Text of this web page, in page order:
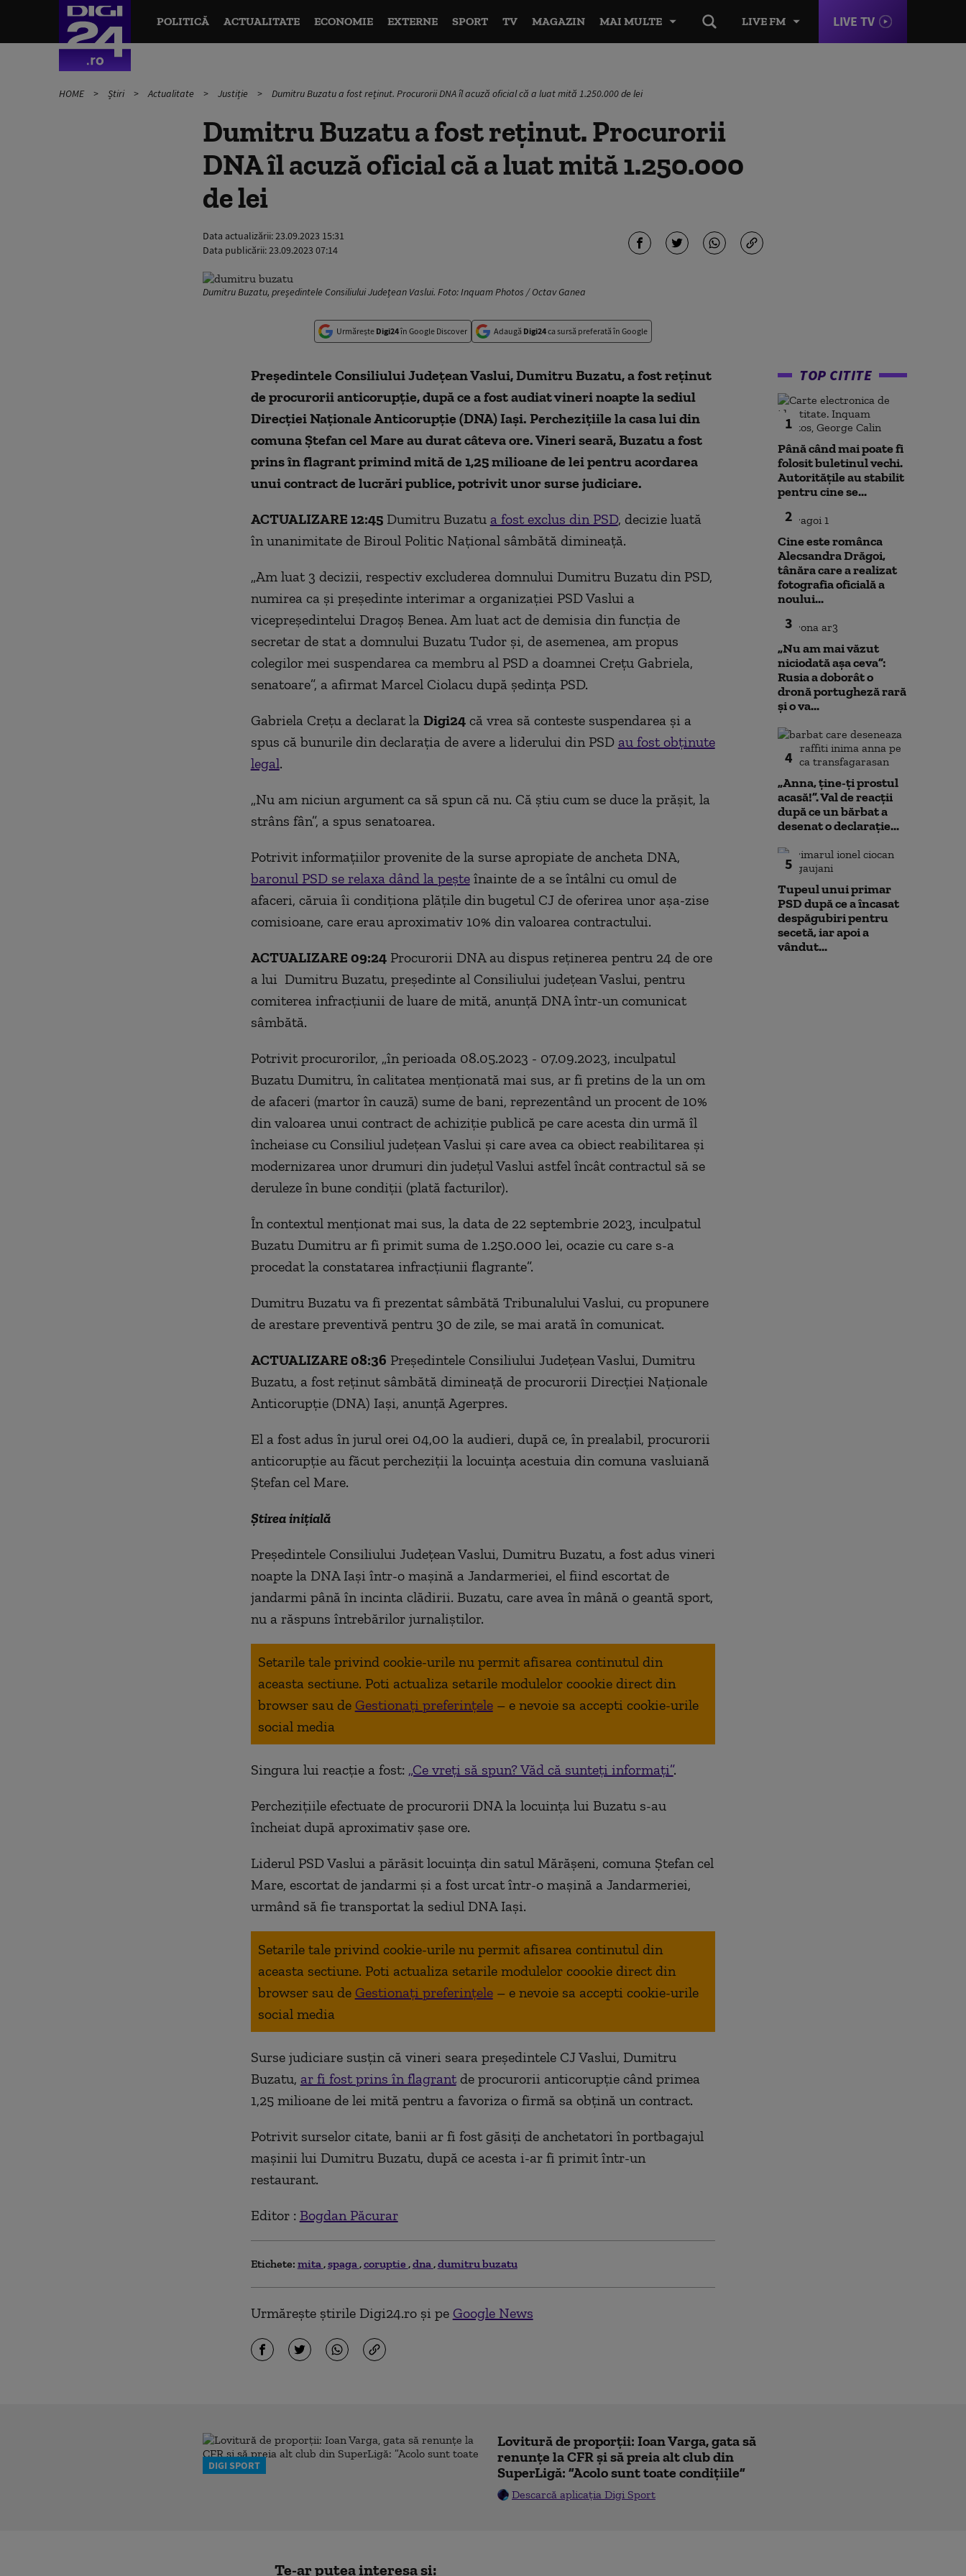
LIVE FM LIVE TV
POLITICĂ ACTUALITATE ECONOMIE EXTERNE SPORT TV MAGAZIN MAI MULTE
HOME Știri Actualitate Justiție Dumitru Buzatu a fost reținut. Procurorii DNA îl acuză oficial că a luat mită 1.250.000 de lei
Dumitru Buzatu a fost reținut. Procurorii
DNA îl acuză oficial că a luat mită 1.250.000
de lei
Data actualizării:23.09.2023 15:31
Data publicării:23.09.2023 07:14
Dumitru Buzatu, președintele Consiliului Județean Vaslui. Foto: Inquam Photos / Octav Ganea
Urmărește Digi24în Google Discover Adaugă Digi24ca sursă preferată în Google
Preşedintele Consiliului Judeţean Vaslui, Dumitru Buzatu, a fost reținut
de procurorii anticorupție, după ce a fost audiat vineri noapte la sediul
Direcţiei Naţionale Anticorupţie (DNA) Iaşi. Perchezițiile la casa lui din
comuna Ştefan cel Mare au durat câteva ore. Vineri seară, Buzatu a fost
prins în flagrant primind mită de 1,25 milioane de lei pentru acordarea
unui contract de lucrări publice, potrivit unor surse judiciare.
ACTUALIZARE 12:45Dumitru Buzatu a fost exclus din PSD, decizie luată
în unanimitate de Biroul Politic Național sâmbătă dimineață.
„Am luat 3 decizii, respectiv excluderea domnului Dumitru Buzatu din PSD,
numirea ca și președinte interimar a organizației PSD Vaslui a
vicepreședintelui Dragoș Benea. Am luat act de demisia din funcția de
secretar de stat a domnului Buzatu Tudor și, de asemenea, am propus
colegilor mei suspendarea ca membru al PSD a doamnei Crețu Gabriela,
senatoare”, a afirmat Marcel Ciolacu după ședința PSD.
Gabriela Crețu a declarat la Digi24că vrea să conteste suspendarea și a
spus că bunurile din declarația de avere a liderului din PSD au fost obținute
legal.
„Nu am niciun argument ca să spun că nu. Că știu cum se duce la prășit, la
strâns fân”, a spus senatoarea.
Potrivit informațiilor provenite de la surse apropiate de ancheta DNA,
baronul PSD se relaxa dând la peșteînainte de a se întâlni cu omul de
afaceri, căruia îi condiționa plățile din bugetul CJ de oferirea unor așa-zise
comisioane, care erau aproximativ 10% din valoarea contractului.
ACTUALIZARE 09:24Procurorii DNA au dispus reținerea pentru 24 de ore
a lui Dumitru Buzatu, președinte al Consiliului județean Vaslui, pentru
comiterea infracțiunii de luare de mită, anunță DNA într-un comunicat
sâmbătă.
Potrivit procurorilor, „în perioada 08.05.2023 - 07.09.2023, inculpatul
Buzatu Dumitru, în calitatea menționată mai sus, ar fi pretins de la un om
de afaceri (martor în cauză) sume de bani, reprezentând un procent de 10%
din valoarea unui contract de achiziție publică pe care acesta din urmă îl
încheiase cu Consiliul județean Vaslui și care avea ca obiect reabilitarea și
modernizarea unor drumuri din județul Vaslui astfel încât contractul să se
deruleze în bune condiții (plată facturilor).
În contextul menționat mai sus, la data de 22 septembrie 2023, inculpatul
Buzatu Dumitru ar fi primit suma de 1.250.000 lei, ocazie cu care s-a
procedat la constatarea infracțiunii flagrante”.
Dumitru Buzatu va fi prezentat sâmbătă Tribunalului Vaslui, cu propunere
de arestare preventivă pentru 30 de zile, se mai arată în comunicat.
ACTUALIZARE 08:36 Preşedintele Consiliului Judeţean Vaslui, Dumitru
Buzatu, a fost reţinut sâmbătă dimineaţă de procurorii Direcţiei Naţionale
Anticorupţie (DNA) Iaşi, anunță Agerpres.
El a fost adus în jurul orei 04,00 la audieri, după ce, în prealabil, procurorii
anticorupţie au făcut percheziţii la locuinţa acestuia din comuna vasluiană
Ştefan cel Mare.
Știrea inițială
Preşedintele Consiliului Judeţean Vaslui, Dumitru Buzatu, a fost adus vineri
noapte la DNA Iaşi într-o maşină a Jandarmeriei, el fiind escortat de
jandarmi până în incinta clădirii. Buzatu, care avea în mână o geantă sport,
nu a răspuns întrebărilor jurnaliştilor.
Setarile tale privind cookie-urile nu permit afisarea continutul din
aceasta sectiune. Poti actualiza setarile modulelor coookie direct din
browser sau de Gestionați preferințele – e nevoie sa accepti cookie-urile
social media
Singura lui reacție a fost: „Ce vreți să spun? Văd că sunteți informați”.
Percheziţiile efectuate de procurorii DNA la locuinţa lui Buzatu s-au
încheiat după aproximativ şase ore.
Liderul PSD Vaslui a părăsit locuinţa din satul Mărăşeni, comuna Ştefan cel
Mare, escortat de jandarmi şi a fost urcat într-o maşină a Jandarmeriei,
urmând să fie transportat la sediul DNA Iaşi.
Setarile tale privind cookie-urile nu permit afisarea continutul din
aceasta sectiune. Poti actualiza setarile modulelor coookie direct din
browser sau de Gestionați preferințele – e nevoie sa accepti cookie-urile
social media
Surse judiciare susţin că vineri seara preşedintele CJ Vaslui, Dumitru
Buzatu, ar fi fost prins în flagrantde procurorii anticorupţie când primea
1,25 milioane de lei mită pentru a favoriza o firmă sa obţină un contract.
Potrivit surselor citate, banii ar fi fost găsiţi de anchetatori în portbagajul
maşinii lui Dumitru Buzatu, după ce acesta i-ar fi primit într-un
restaurant.
Editor : Bogdan Păcurar
Etichete: mita spaga coruptie dna dumitru buzatu
Urmărește știrile Digi24.ro și pe Google News
TOP CITITE
1
Până când mai poate fi
folosit buletinul vechi.
Autoritățile au stabilit
pentru cine se...
2
Cine este românca
Alecsandra Drăgoi,
tânăra care a realizat
fotografia oficială a
noului...
3
„Nu am mai văzut
niciodată așa ceva”:
Rusia a doborât o
dronă portugheză rară
și o va...
4
„Anna, ţine-ţi prostul
acasă!”. Val de reacții
după ce un bărbat a
desenat o declarație...
5
Tupeul unui primar
PSD după ce a încasat
despăgubiri pentru
secetă, iar apoi a
vândut...
DIGI SPORT
Lovitură de proporții: Ioan Varga, gata să
renunțe la CFR și să preia alt club din
SuperLigă: ”Acolo sunt toate condițiile”
Descarcă aplicația Digi Sport
Te-ar putea interesa și: